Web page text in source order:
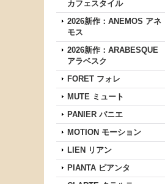
カフェスタイル
2026新作：ANEMOS アネ
モス
2026新作：ARABESQUE
アラベスク
FORET フォレ
MUTE ミュート
PANIER パニエ
MOTION モーション
LIEN リアン
PIANTA ピアンタ